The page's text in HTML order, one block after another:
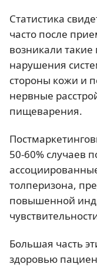
Статистика
часто после
возникали
нарушения
стороны кожи и
нервные
пищеварения.
50-60% случаев
толперизона,
повышенной
Большая часть
здоровью